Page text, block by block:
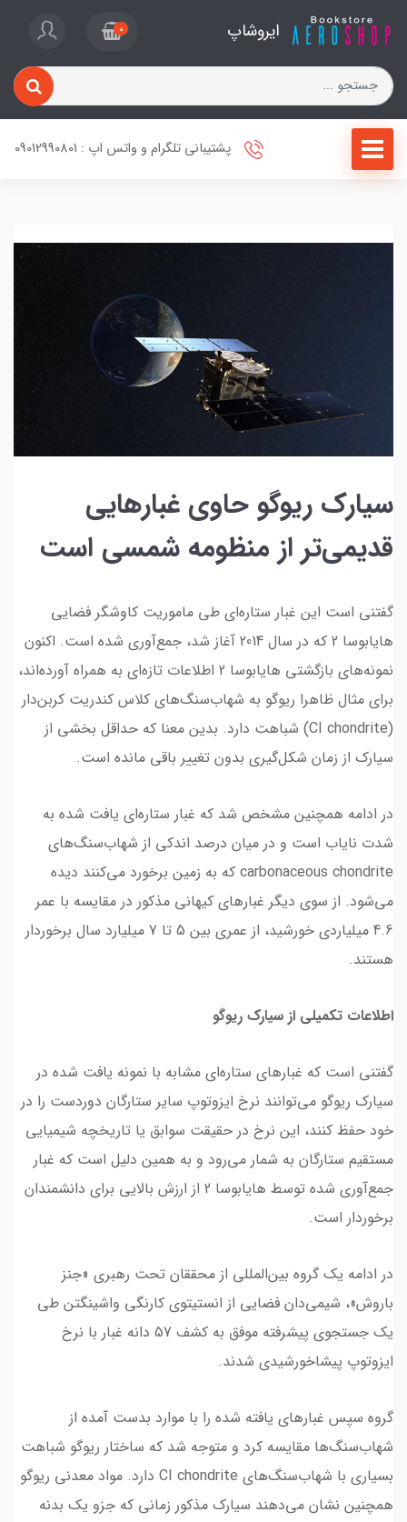
ایروشاپ 0
پشتیبانی تلگرام و واتس اپ : 09012990801
سیارک ریوگو حاوی غبارهایی
قدیمی‌تر از منظومه شمسی است
گفتنی است این غبار ستاره‌ای طی ماموریت کاوشگر فضایی
هایابوسا 2 که در سال 2014 آغاز شد، جمع‌آوری شده است. اکنون
نمونه‌های بازگشتی هایابوسا 2 اطلاعات تازه‌ای به همراه آورده‌اند،
برای مثال ظاهرا ریوگو به شهاب‌سنگ‌های کلاس کندریت کربن‌دار
(CI chondrite) شباهت دارد. بدین معنا که حداقل بخشی از
سیارک از زمان شکل‌گیری بدون تغییر باقی مانده است.
در ادامه همچنین مشخص شد که غبار ستاره‌ای یافت شده به
شدت نایاب است و در میان درصد اندکی از شهاب‌سنگ‌های
carbonaceous chondrite که به زمین برخورد می‌کنند دیده
می‌شود. از سوی دیگر غبارهای کیهانی مذکور در مقایسه با عمر
4.6 میلیاردی خورشید، از عمری بین 5 تا 7 میلیارد سال برخوردار
هستند.
اطلاعات تکمیلی از سیارک ریوگو
گفتنی است که غبار‌های ستاره‌ای مشابه با نمونه یافت شده در
سیارک ریوگو می‌توانند نرخ ایزوتوپ سایر ستارگان دوردست را در
خود حفظ کنند، این نرخ در حقیقت سوابق یا تاریخچه شیمیایی
مستقیم ستارگان به شمار می‌رود و به همین دلیل است که غبار
جمع‌آوری شده توسط هایابوسا 2 از ارزش بالایی برای دانشمندان
برخوردار است.
در ادامه یک گروه بین‌المللی از محققان تحت رهبری «جنز
باروش»، شیمی‌دان فضایی از انستیتوی کارنگی واشینگتن طی
یک جستجوی پیشرفته موفق به کشف 57 دانه غبار با نرخ
ایزوتوپ پیشاخورشیدی شدند.
گروه سپس غبارهای یافته شده را با موارد بدست آمده از
شهاب‌سنگ‌ها مقایسه کرد و متوجه شد که ساختار ریوگو شباهت
بسیاری با شهاب‌سنگ‌های CI chondrite دارد. مواد معدنی ریوگو
همچنین نشان می‌دهند سیارک مذکور زمانی که جزو یک بدنه